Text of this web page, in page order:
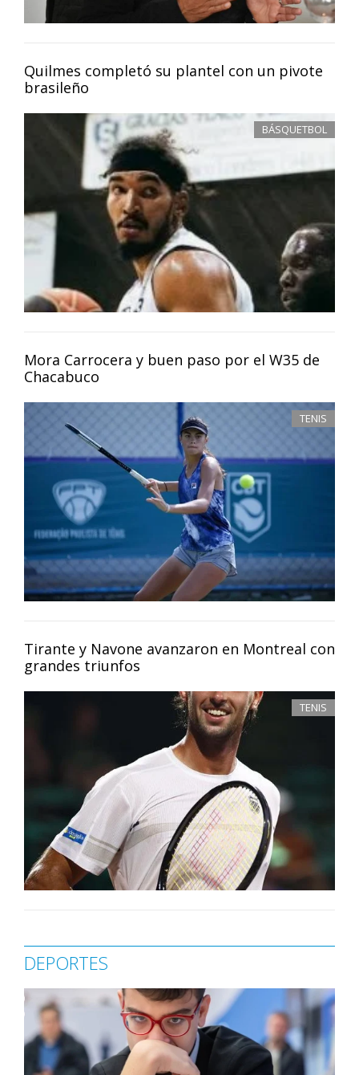
Quilmes completó su plantel con un pivote
brasileño
BÁSQUETBOL
Mora Carrocera y buen paso por el W35 de
Chacabuco
TENIS
Tirante y Navone avanzaron en Montreal con
grandes triunfos
TENIS
DEPORTES